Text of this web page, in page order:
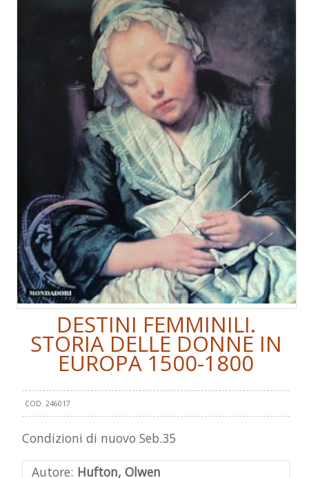
DESTINI FEMMINILI.
STORIA DELLE DONNE IN
EUROPA 1500-1800
COD. 246017
Condizioni di nuovo Seb.35
Autore: Hufton, Olwen